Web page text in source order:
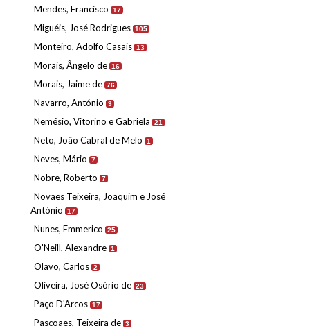
Mendes, Francisco 17
Miguéis, José Rodrigues 105
Monteiro, Adolfo Casais 13
Morais, Ângelo de 16
Morais, Jaime de 76
Navarro, António 3
Nemésio, Vitorino e Gabriela 21
Neto, João Cabral de Melo 1
Neves, Mário 7
Nobre, Roberto 7
Novaes Teixeira, Joaquim e José
António
17
Nunes, Emmerico 25
O'Neill, Alexandre 1
Olavo, Carlos 2
Oliveira, José Osório de 23
Paço D'Arcos 17
Pascoaes, Teixeira de 3